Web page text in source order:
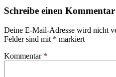
Schreibe einen Kommentar
Deine E-Mail-Adresse wird nicht
Felder sind mit * markiert
Kommentar *